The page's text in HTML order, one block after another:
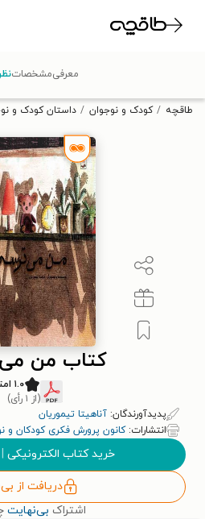
تخفیف از طاقچه
طاقچه کودک و نوجوان داستان کودک و
کتاب من
۱.۰ امتیاز
(از ۱ رأی)
پدیدآورندگان: آناهیتا تیموریان
انتشارات:کانون پرورش فکری کودکان و
خرید کتاب الکترونیکی |
دریافت از
اشتراک بی‌نهایت
معرفیمشخصات